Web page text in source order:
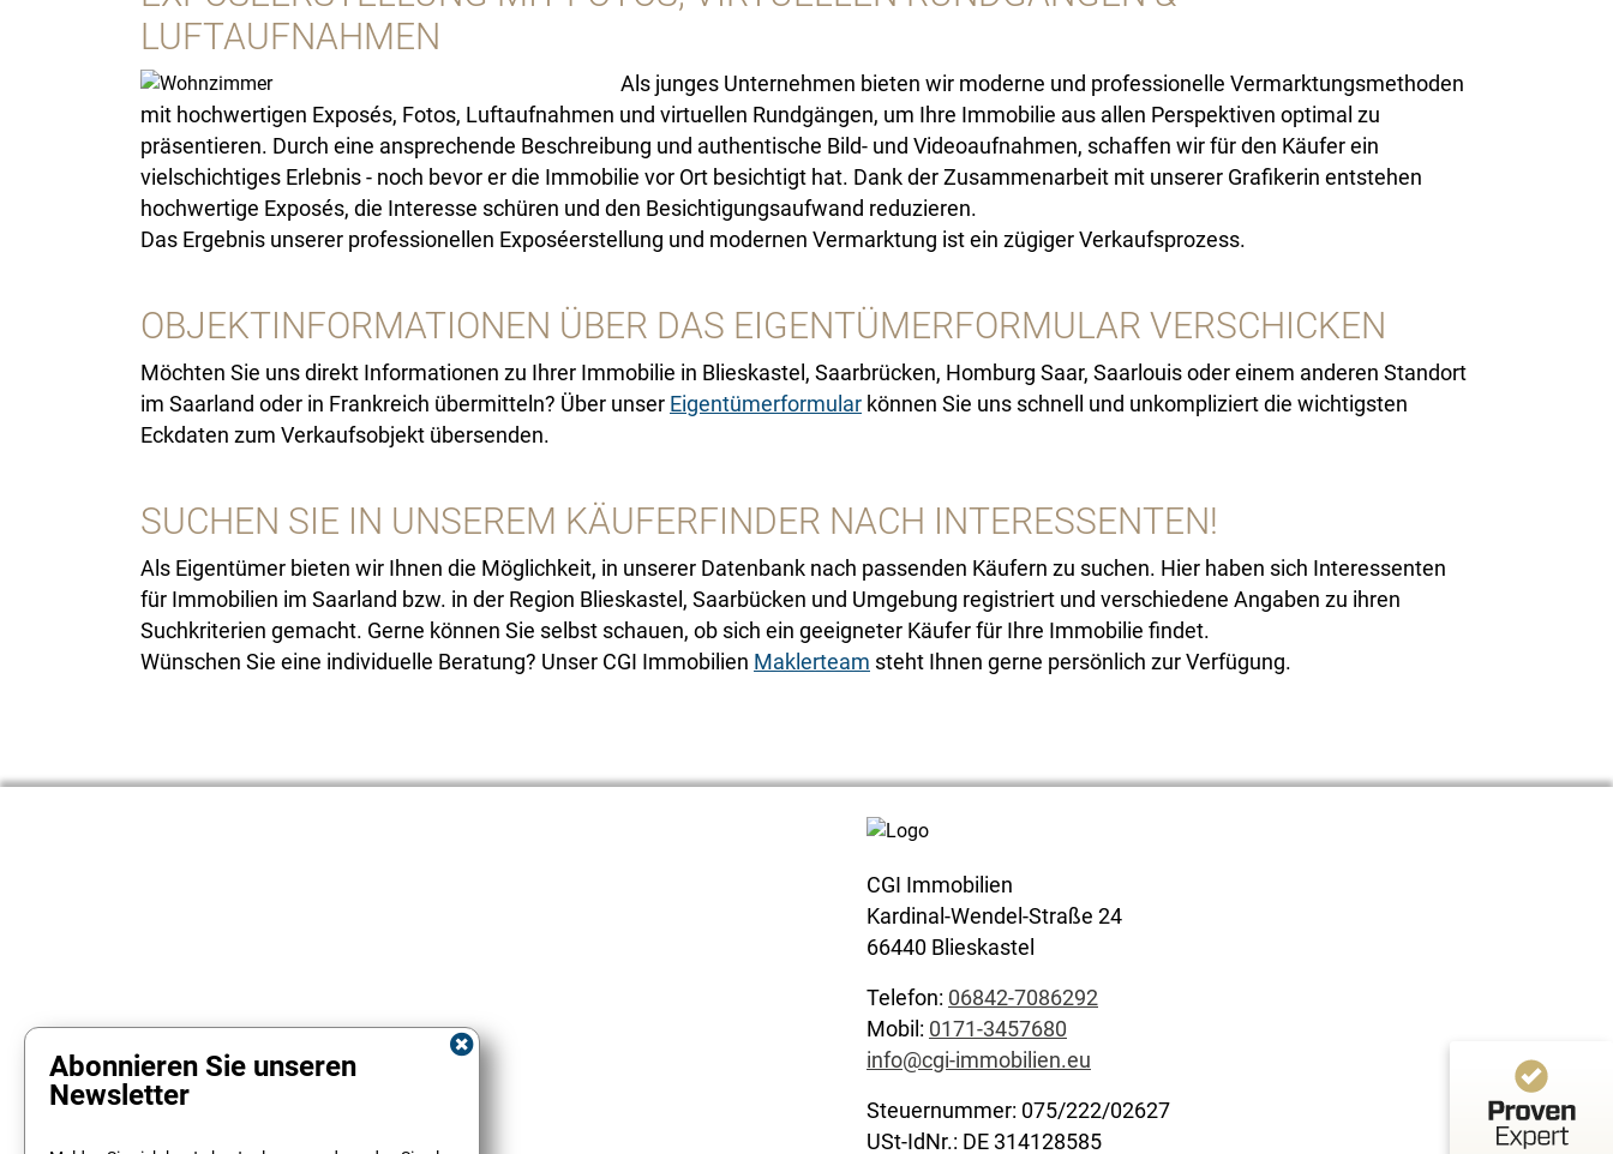
LUFTAUFNAHMEN
Als junges Unternehmen bieten wir moderne und professionelle Vermarktungsmethoden
mit hochwertigen Exposés, Fotos, Luftaufnahmen und virtuellen Rundgängen, um Ihre Immobilie aus allen Perspektiven optimal zu
präsentieren. Durch eine ansprechende Beschreibung und authentische Bild- und Videoaufnahmen, schaffen wir für den Käufer ein
vielschichtiges Erlebnis - noch bevor er die Immobilie vor Ort besichtigt hat. Dank der Zusammenarbeit mit unserer Grafikerin entstehen
hochwertige Exposés, die Interesse schüren und den Besichtigungsaufwand reduzieren.
Das Ergebnis unserer professionellen Exposéerstellung und modernen Vermarktung ist ein zügiger Verkaufsprozess.
OBJEKTINFORMATIONEN ÜBER DAS EIGENTÜMERFORMULAR VERSCHICKEN
Möchten Sie uns direkt Informationen zu Ihrer Immobilie in Blieskastel, Saarbrücken, Homburg Saar, Saarlouis oder einem anderen Standort
im Saarland oder in Frankreich übermitteln? Über unser Eigentümerformular können Sie uns schnell und unkompliziert die wichtigsten
Eckdaten zum Verkaufsobjekt übersenden.
SUCHEN SIE IN UNSEREM KÄUFERFINDER NACH INTERESSENTEN!
Als Eigentümer bieten wir Ihnen die Möglichkeit, in unserer Datenbank nach passenden Käufern zu suchen. Hier haben sich Interessenten
für Immobilien im Saarland bzw. in der Region Blieskastel, Saarbücken und Umgebung registriert und verschiedene Angaben zu ihren
Suchkriterien gemacht. Gerne können Sie selbst schauen, ob sich ein geeigneter Käufer für Ihre Immobilie findet.
Wünschen Sie eine individuelle Beratung? Unser CGI Immobilien Maklerteam steht Ihnen gerne persönlich zur Verfügung.
CGI Immobilien
Kardinal-Wendel-Straße 24
66440 Blieskastel
Telefon: 06842-7086292
Mobil: 0171-3457680
info@cgi-immobilien.eu
Steuernummer: 075/222/02627
USt-IdNr.: DE 314128585
Abonnieren Sie unseren
Newsletter
Erfahren Sie mehr über dieses Bewertungssiegel